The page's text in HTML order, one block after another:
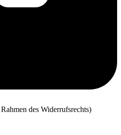
des Widerrufsrechts)